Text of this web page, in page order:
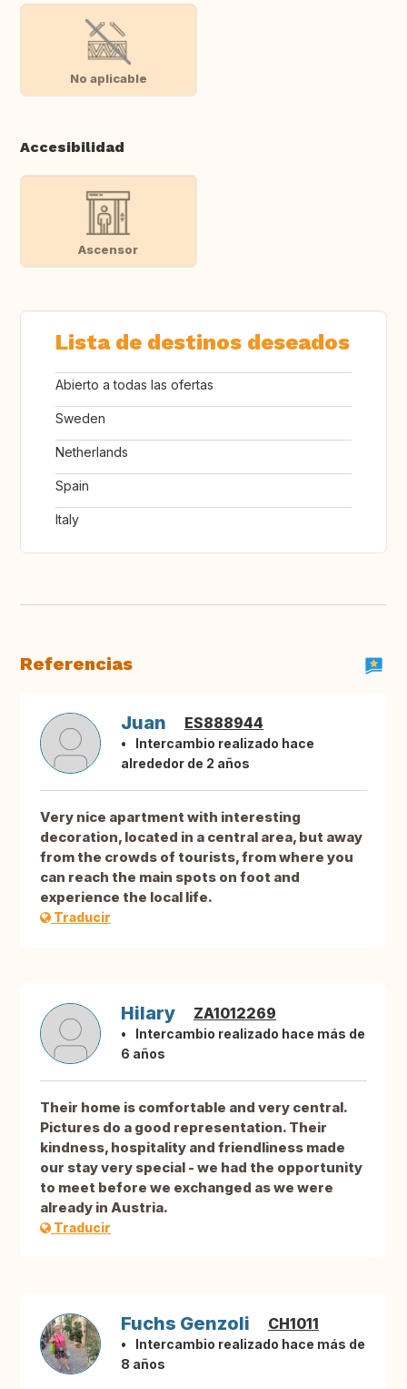
No aplicable
Accesibilidad
Ascensor
Lista de destinos deseados
Abierto a todas las ofertas
Sweden
Netherlands
Spain
Italy
Referencias
Juan ES888944
Intercambio realizado hace
alrededor de 2 años
Very nice apartment with interesting
decoration, located in a central area, but away
from the crowds of tourists, from where you
can reach the main spots on foot and
experience the local life.
Traducir
Hilary ZA1012269
Intercambio realizado hace más de
6 años
Their home is comfortable and very central.
Pictures do a good representation. Their
kindness, hospitality and friendliness made
our stay very special - we had the opportunity
to meet before we exchanged as we were
already in Austria.
Traducir
Fuchs Genzoli CH1011
Intercambio realizado hace más de
8 años